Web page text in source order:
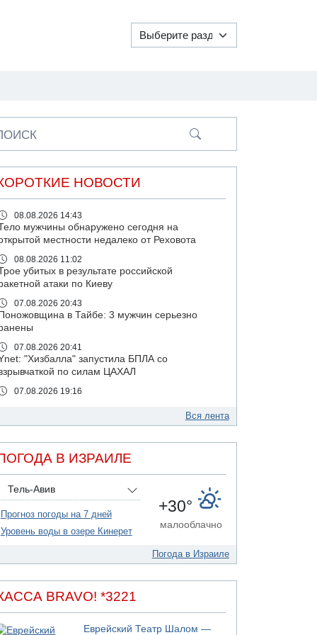
НОВОСТИ
08.08.2026 14:43
мужчины обнаружено сегодня на
местности недалеко от Реховота
08.08.2026 11:02
убитых в результате российской
атаки по Киеву
07.08.2026 20:43
Поножовщина в Тайбе: 3 мужчин серьезно
07.08.2026 20:41
"Хизбалла" запустила БПЛА со
по силам ЦАХАЛ
07.08.2026 19:16
Иерусалиме
Подозреваемый в домогательствах в хостеле
- Гильбоа Дахан
Обнародовано имя полицейского,
подозреваемого в коррупционных
07.08.2026 17:51
отказался заморозить лишение
льгот для уклонистов-харедим
Вся лента
В ИЗРАИЛЕ
Тель-Авив
Прогноз погоды на 7 дней
Уровень воды в озере Кинерет
+30°
малооблачно
Погода в Израиле
BRAVO! *3221
Еврейский Театр Шалом —